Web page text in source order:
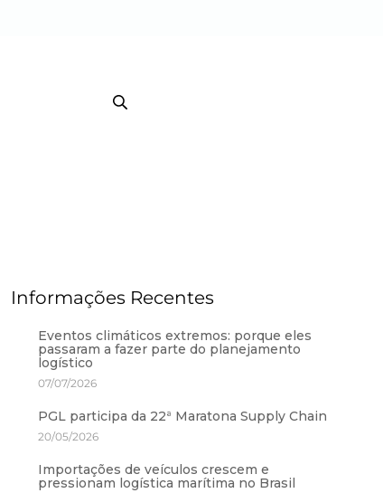
Informações Recentes
Eventos climáticos extremos: porque eles
passaram a fazer parte do planejamento
logístico
07/07/2026
PGL participa da 22ª Maratona Supply Chain
20/05/2026
Importações de veículos crescem e
pressionam logística marítima no Brasil